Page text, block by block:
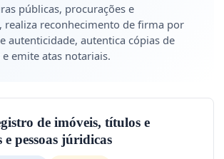
públicas, procurações e
realiza reconhecimento de firma por
autenticidade, autentica cópias de
emite atas notariais.
de imóveis, títulos e
e pessoas júridicas